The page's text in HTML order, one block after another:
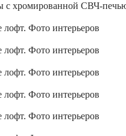
с хромированной СВЧ-